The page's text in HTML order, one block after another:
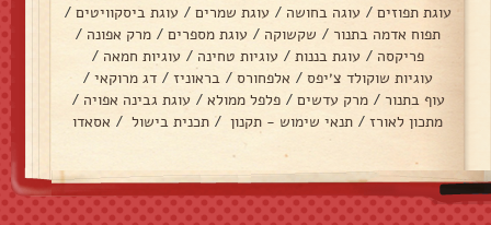
עוגת תפוזים / עוגה בחושה / עוגת שמרים / עוגת ביסקוויטים /
תפוח אדמה בתנור / שקשוקה / עוגת מספרים / מרק אפונה /
פריקסה / עוגת בננות / עוגיות טחינה / עוגיות חמאה /
עוגיות שוקולד צ׳יפס / אלפחורס / בראוניז / דג מרוקאי /
עוף בתנור / מרק עדשים / פלפל ממולא / עוגת גבינה אפויה /
מתכון לאורז / תנאי שימוש - תקנון / תכנית בישול / אסאדו